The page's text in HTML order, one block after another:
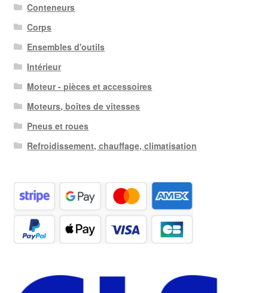
Conteneurs
Corps
Ensembles d'outils
Intérieur
Moteur - pièces et accessoires
Moteurs, boîtes de vitesses
Pneus et roues
Refroidissement, chauffage, climatisation